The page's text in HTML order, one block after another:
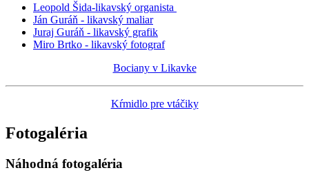
Leopold Šida-likavský organista
Ján Guráň - likavský maliar
Juraj Guráň - likavský grafik
Miro Brtko - likavský fotograf
Bociany v Likavke
Kŕmidlo pre vtáčiky
Fotogaléria
Náhodná fotogaléria